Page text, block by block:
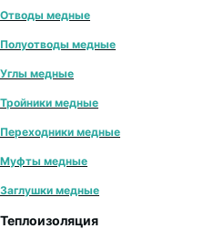
Отводы медные
Полуотводы медные
Углы медные
Тройники медные
Переходники медные
Муфты медные
Заглушки медные
Теплоизоляция